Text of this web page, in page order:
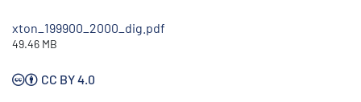
xton_199900_2000_dig.pdf
49.46 MB
CC BY 4.0